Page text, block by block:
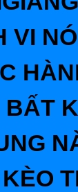
VI
BẤT